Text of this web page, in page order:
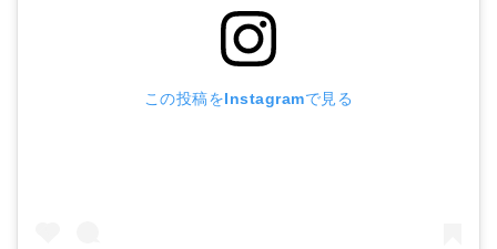
この投稿をInstagramで見る